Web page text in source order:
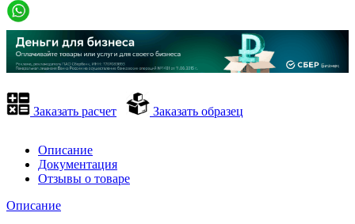
Заказать расчет Заказать образец
Описание
Документация
Отзывы о товаре
Описание